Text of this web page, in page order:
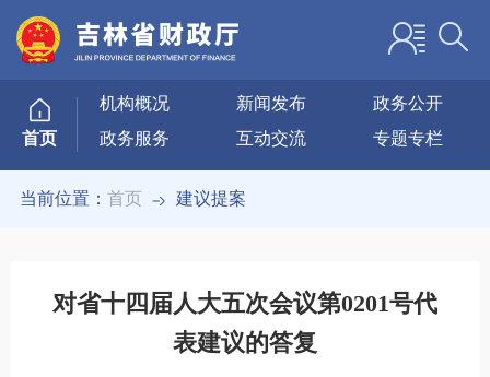
首页
机构概况 新闻发布
政务公开
政务服务
互动交流 专题专栏
当前位置：首页 建议提案
对省十四届人大五次会议第0201号代
表建议的答复